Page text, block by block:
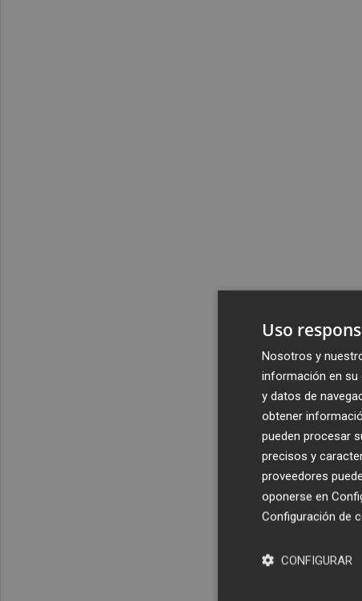
Uso
Nosotros y
información en su
y datos de
obtener
pueden procesar
precisos y
proveedores
oponerse en
Configuración de
CONFIGURAR